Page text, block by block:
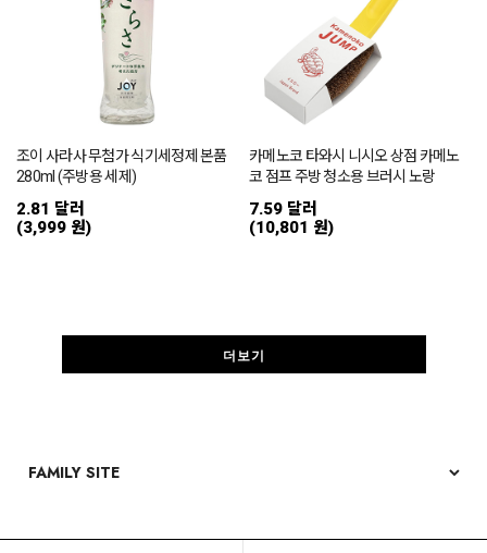
조이 사라사 무첨가 식기세정제 본품
280ml (주방용 세제)
2.81 달러
(3,999 원)
카메노코 타와시 니시오 상점 카메노
코 점프 주방 청소용 브러시 노랑
7.59 달러
(10,801 원)
더보기